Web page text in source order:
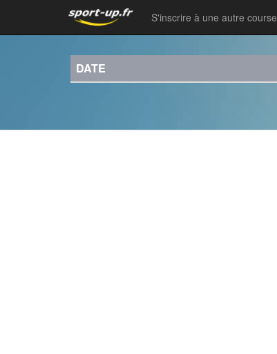
S'inscrire à une autre course
DATE